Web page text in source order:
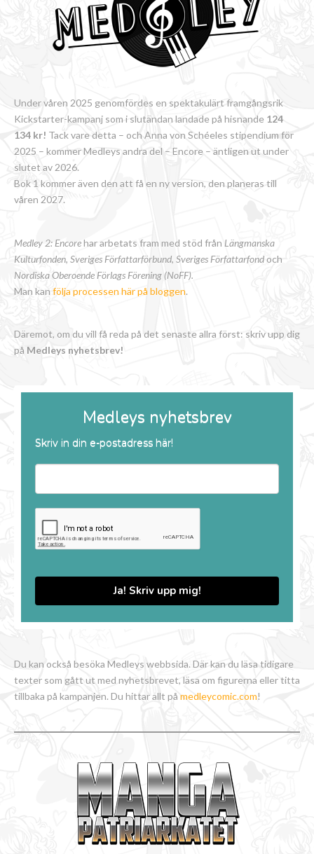
Under våren 2025 genomfördes en spektakulärt framgångsrik
Kickstarter-kampanj som i slutändan landade på hisnande 124
134 kr! Tack vare detta – och Anna von Schéeles stipendium för
2025 – kommer Medleys andra del – Encore – äntligen ut under
slutet av 2026.
Bok 1 kommer även den att få en ny version, den planeras till
våren 2027.
Medley 2: Encore har arbetats fram med stöd från Längmanska
Kulturfonden, Sveriges Författarförbund, Sveriges Författarfondoch
Nordiska Oberoende Förlags Förening (NoFF).
Man kan följa processen här på bloggen.
Däremot, om du vill få reda på det senaste allra först: skriv upp dig
på Medleys nyhetsbrev!
Medleys nyhetsbrev
Skriv in din e-postadress här!
Ja! Skriv upp mig!
Du kan också besöka Medleys webbsida. Där kan du läsa tidigare
texter som gått ut med nyhetsbrevet, läsa om figurerna eller titta
tillbaka på kampanjen. Du hittar allt på medleycomic.com!